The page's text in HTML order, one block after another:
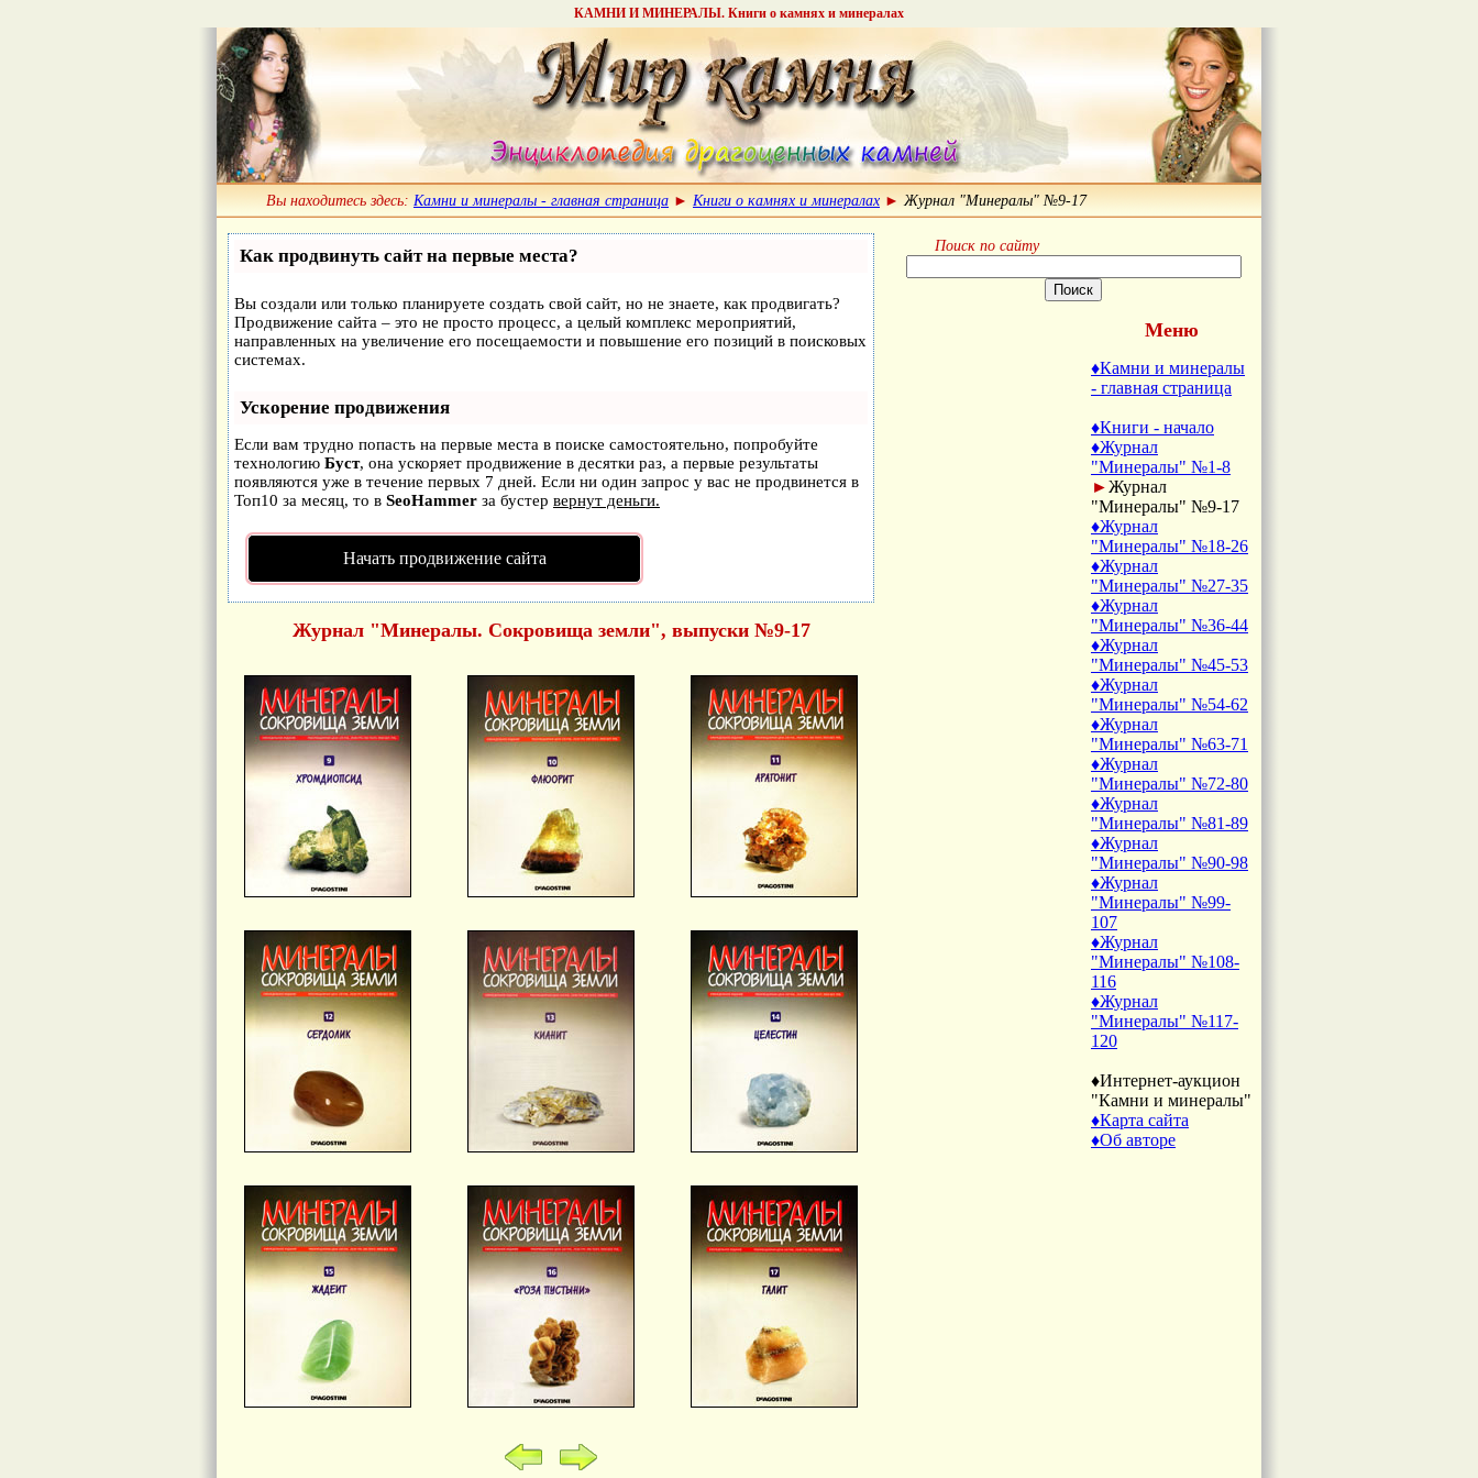
КАМНИ И МИНЕРАЛЫ. Книги о камнях и минералах
Вы находитесь здесь: Камни и минералы - главная страница ► Книги о камнях и минералах ► Журнал "Минералы" №9-17
Как продвинуть сайт на первые места?
Вы создали или только планируете создать свой сайт, но не знаете, как продвигать?
Продвижение сайта – это не просто процесс, а целый комплекс мероприятий,
направленных на увеличение его посещаемости и повышение его позиций в поисковых
системах.
Ускорение продвижения
Если вам трудно попасть на первые места в поиске самостоятельно, попробуйте
технологию Буст, она ускоряет продвижение в десятки раз, а первые результаты
появляются уже в течение первых 7 дней. Если ни один запрос у вас не продвинется в
Топ10 за месяц, то в SeoHammer за бустер вернут деньги.
Начать продвижение сайта
Журнал "Минералы. Сокровища земли", выпуски №9-17
Поиск по сайту
Меню
♦Камни и минералы
- главная страница
♦Книги - начало
♦Журнал
"Минералы" №1-8
►Журнал
"Минералы" №9-17
♦Журнал
"Минералы" №18-26
♦Журнал
"Минералы" №27-35
♦Журнал
"Минералы" №36-44
♦Журнал
"Минералы" №45-53
♦Журнал
"Минералы" №54-62
♦Журнал
"Минералы" №63-71
♦Журнал
"Минералы" №72-80
♦Журнал
"Минералы" №81-89
♦Журнал
"Минералы" №90-98
♦Журнал
"Минералы" №99-
107
♦Журнал
"Минералы" №108-
116
♦Журнал
"Минералы" №117-
120
♦Интернет-аукцион
"Камни и минералы"
♦Карта сайта
♦Об авторе